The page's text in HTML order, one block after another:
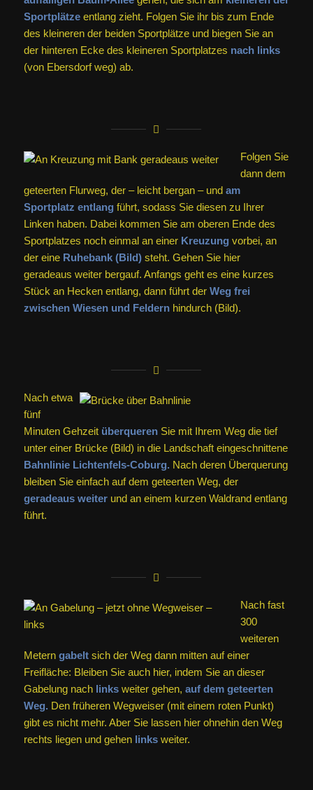
Sportplätzeentlang zieht. Folgen Sie ihr bis zum Ende
des kleineren der beiden Sportplätze und biegen Sie an
der hinteren Ecke des kleineren Sportplatzes nach links
(von Ebersdorf weg) ab.
Folgen Sie
dann dem
geteerten Flurweg, der – leicht bergan – und am
Sportplatz entlang führt, sodass Sie diesen zu Ihrer
Linken haben. Dabei kommen Sie am oberen Ende des
Sportplatzes noch einmal an einer Kreuzung vorbei, an
der eine Ruhebank (Bild)steht. Gehen Sie hier
geradeaus weiter bergauf. Anfangs geht es eine kurzes
Stück an Hecken entlang, dann führt der Weg frei
zwischen Wiesen und Feldernhindurch (Bild).
Nach etwa
fünf
Minuten Gehzeit überquerenSie mit Ihrem Weg die tief
unter einer Brücke (Bild) in die Landschaft eingeschnittene
Bahnlinie Lichtenfels-Coburg. Nach deren Überquerung
bleiben Sie einfach auf dem geteerten Weg, der
geradeaus weiterund an einem kurzen Waldrand entlang
führt.
Nach fast
300
weiteren
Metern gabeltsich der Weg dann mitten auf einer
Freifläche: Bleiben Sie auch hier, indem Sie an dieser
Gabelung nach linksweiter gehen, auf dem geteerten
Weg. Den früheren Wegweiser (mit einem roten Punkt)
gibt es nicht mehr. Aber Sie lassen hier ohnehin den Weg
rechts liegen und gehen links weiter.